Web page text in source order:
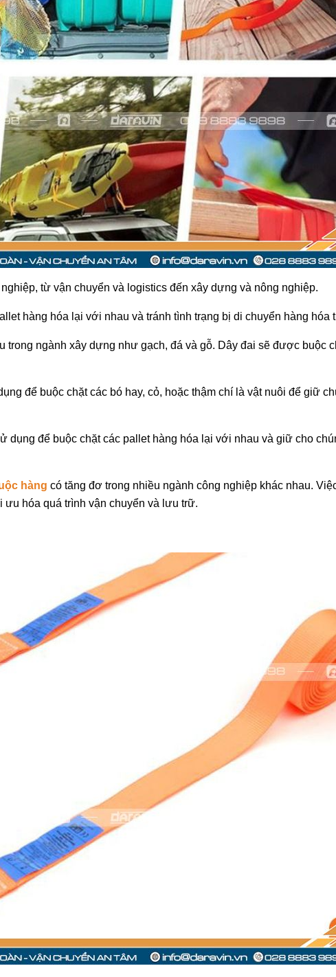
từ vận chuyển và logistics đến xây dựng và nông nghiệp.
hàng hóa lại với nhau và tránh tình trạng bị di chuyển hàng hóa
ngành xây dựng như gạch, đá và gỗ. Dây đai sẽ được buộc
để buộc chặt các bó hay, cỏ, hoặc thậm chí là vật nuôi để giữ
dụng để buộc chặt các pallet hàng hóa lại với nhau và giữ cho
hàng có tăng đơ trong nhiều ngành công nghiệp khác nhau.
hóa quá trình vận chuyển và lưu trữ.